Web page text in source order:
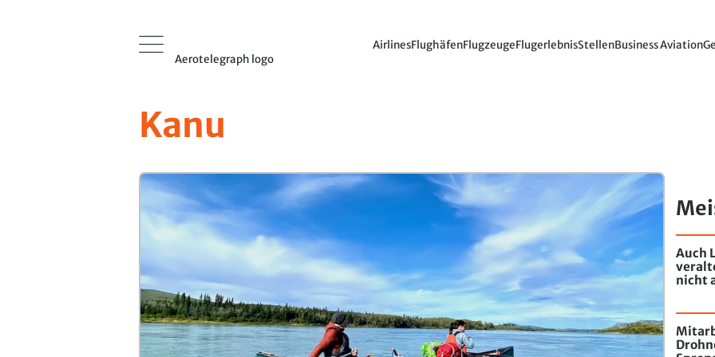
Aerotelegraph logo
AirlinesFlughäfenFlugzeugeFlugerlebnisStellenBusiness Aviation
Kanu
Auch
nicht